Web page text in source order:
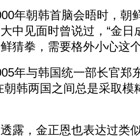
年朝韩首脑会晤时，朝
中见面时曾说过，“金日
猜拳，需要格外小心这
年与韩国统一部长官郑
朝韩两国之间总是采取模
露，金正恩也表达过类